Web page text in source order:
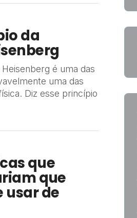
da
é uma das
uma das
Diz esse princípio
que
que
usar de